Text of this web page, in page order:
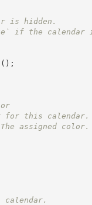
is hidden.
if the calendar
( ) ;
this calendar.
The assigned color.